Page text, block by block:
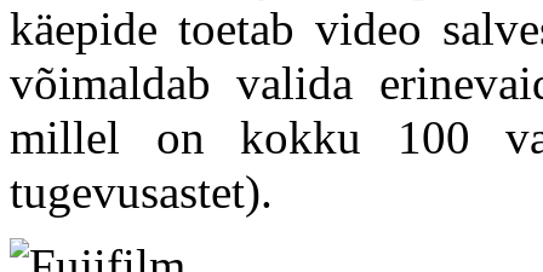
käepide toetab video
võimaldab valida
millel on kokku 100
tugevusastet).